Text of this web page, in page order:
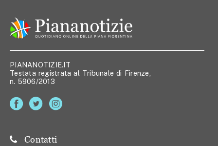
PIANANOTIZIE.IT
Testata registrata al Tribunale di Firenze,
n. 5906/2013
Contatti